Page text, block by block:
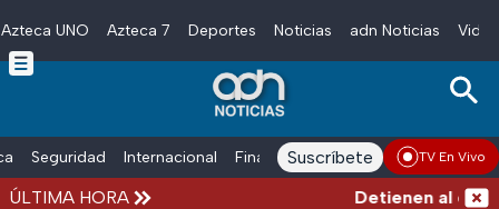
Skip to main content
Azteca UNO Azteca 7 Deportes Noticias adn Noticias
Seguridad Internacional Finanzas adn Noticias Radio
Suscríbete TV En Vivo
ÚLTIMA HORA Detienen al